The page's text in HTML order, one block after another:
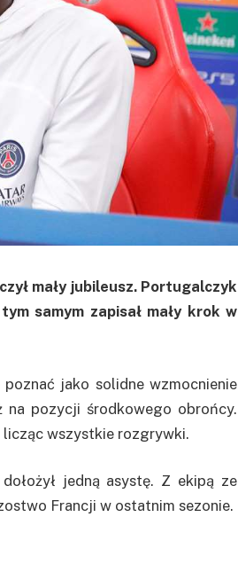
mały jubileusz. Portugalczyk
samym zapisał mały krok w
jako solidne wzmocnienie
na pozycji środkowego obrońcy.
licząc wszystkie rozgrywki.
jedną asystę. Z ekipą ze
Francji w ostatnim sezonie.